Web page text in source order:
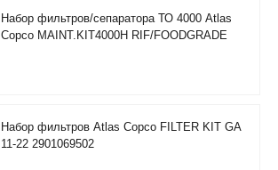
Набор фильтров/сепаратора ТО 4000 Atlas
Copco MAINT.KIT4000H RIF/FOODGRADE
Набор фильтров Atlas Copco FILTER KIT GA
11-22 2901069502